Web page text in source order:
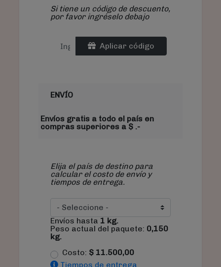
Si tiene un código de descuento,
por favor ingréselo debajo
Aplicar código
ENVÍO
Envíos gratis a todo el país en
compras superiores a $ .-
Elija el país de destino para
calcular el costo de envío y
tiempos de entrega.
Envíos hasta 1 kg.
Peso actual del paquete: 0,150
kg.
Costo: $ 11.500,00
Tiempos de entrega